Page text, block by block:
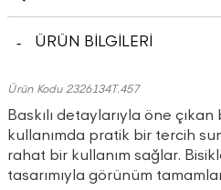
ÜRÜN BİLGİLERİ
Ürün Kodu 2326134T.457
Baskılı detaylarıyla öne
kullanımda pratik bir tercih
rahat bir kullanım sağlar.
tasarımıyla görünüm